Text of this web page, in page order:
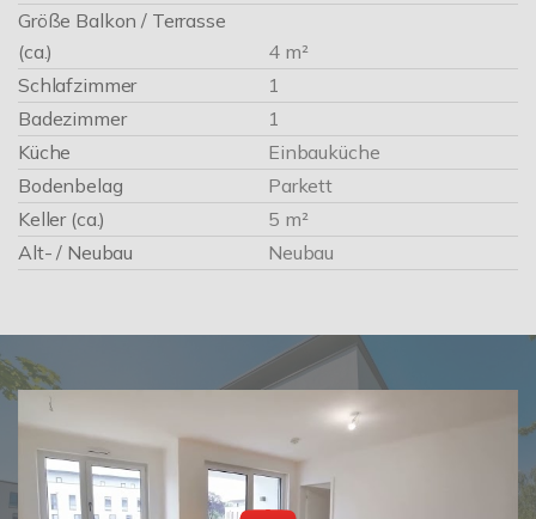
Größe Balkon / Terrasse
(ca.)
4 m²
Schlafzimmer
1
Badezimmer
1
Küche
Einbauküche
Bodenbelag
Parkett
Keller (ca.)
5 m²
Alt- / Neubau
Neubau